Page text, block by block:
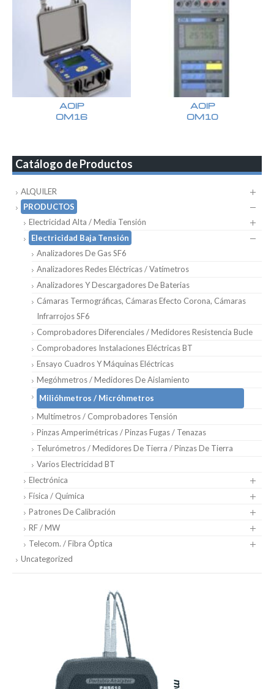
AOIP
OM16
AOIP
OM10
Catálogo de Productos
ALQUILER
PRODUCTOS
Electricidad Alta / Media Tensión
Electricidad Baja Tensión
Analizadores De Gas SF6
Analizadores Redes Eléctricas / Vatímetros
Analizadores Y Descargadores De Baterias
Cámaras Termográficas, Cámaras Efecto Corona, Cámaras
Infrarrojos SF6
Comprobadores Diferenciales / Medidores Resistencia Bucle
Comprobadores Instalaciones Eléctricas BT
Ensayo Cuadros Y Máquinas Eléctricas
Megóhmetros / Medidores De Aislamiento
Milióhmetros / Micróhmetros
Multímetros / Comprobadores Tensión
Pinzas Amperimétricas / Pinzas Fugas / Tenazas
Telurómetros / Medidores De Tierra / Pinzas De Tierra
Varios Electricidad BT
Electrónica
Física / Química
Patrones De Calibración
RF / MW
Telecom. / Fibra Óptica
Uncategorized